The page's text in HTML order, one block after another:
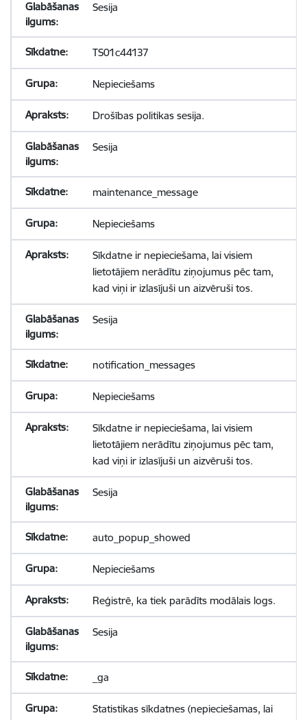
Sesija
TS01c44137
Nepieciešams
Drošības politikas sesija.
Sesija
maintenance_message
Nepieciešams
Sīkdatne ir nepieciešama, lai visiem
lietotājiem nerādītu ziņojumus pēc tam,
kad viņi ir izlasījuši un aizvēruši tos.
Sesija
notification_messages
Nepieciešams
Sīkdatne ir nepieciešama, lai visiem
lietotājiem nerādītu ziņojumus pēc tam,
kad viņi ir izlasījuši un aizvēruši tos.
Sesija
auto_popup_showed
Nepieciešams
Reģistrē, ka tiek parādīts modālais logs.
Sesija
_ga
Statistikas sīkdatnes (nepieciešamas, lai